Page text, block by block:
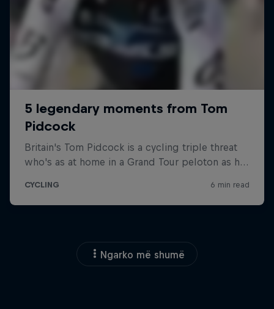
Ngarko më shumë